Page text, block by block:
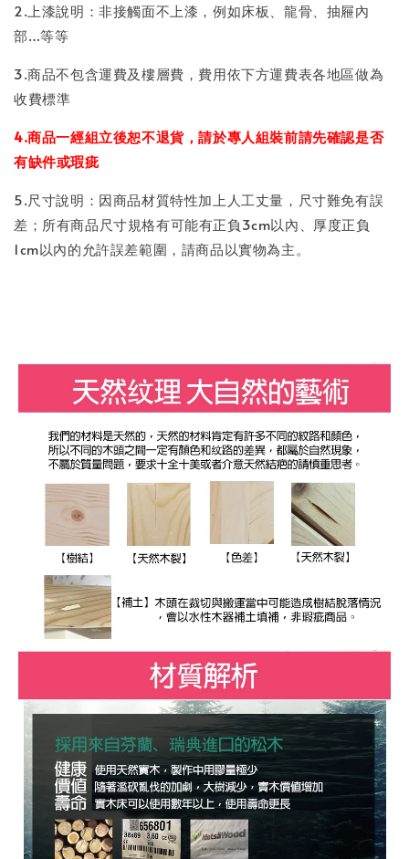
2.上漆說明：非接觸面不上漆，例如床板、龍骨、抽屜內
部…等等
3.商品不包含運費及樓層費，費用依下方運費表各地區做為
收費標準
4.商品一經組立後恕不退貨，請於專人組裝前請先確認是否
有缺件或瑕疵
5.尺寸說明：因商品材質特性加上人工丈量，尺寸難免有誤
差；所有商品尺寸規格有可能有正負3cm以內、厚度正負
1cm以內的允許誤差範圍，請商品以實物為主。